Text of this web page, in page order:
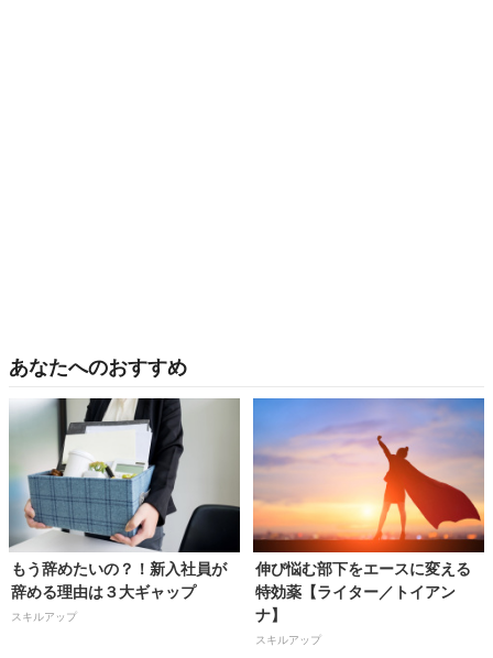
あなたへのおすすめ
もう辞めたいの？！新入社員が
辞める理由は３大ギャップ
スキルアップ
伸び悩む部下をエースに変える
特効薬【ライター／トイアン
ナ】
スキルアップ